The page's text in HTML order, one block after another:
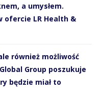
a umysłem.
ofercie LR Health &
również możliwość
Group poszukuje
będzie miał to